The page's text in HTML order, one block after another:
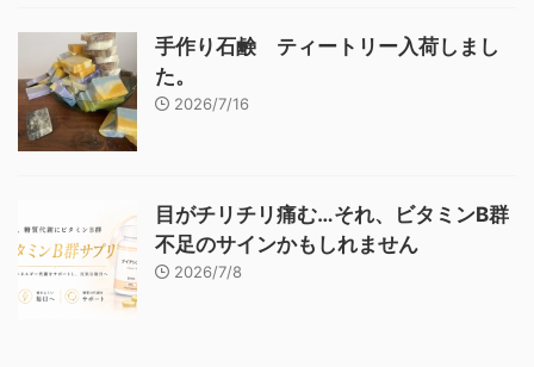
手作り石鹸 ティートリー入荷しまし
た。
2026/7/16
目がチリチリ痛む…それ、ビタミンB群
不足のサインかもしれません
2026/7/8